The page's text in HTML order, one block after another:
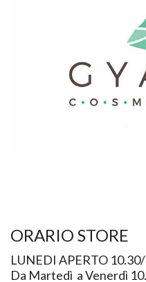
ORARIO STORE
LUNEDI APERTO
Da Martedì a Venerdì